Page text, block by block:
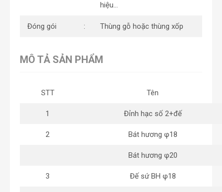
hiệu…
Đóng gói Thùng gỗ hoặc thùng xốp
MÔ TẢ SẢN PHẨM
STT Tên
1 Đỉnh hạc số 2+đế
2 Bát hương φ18
Bát hương φ20
3 Đế sứ BH φ18